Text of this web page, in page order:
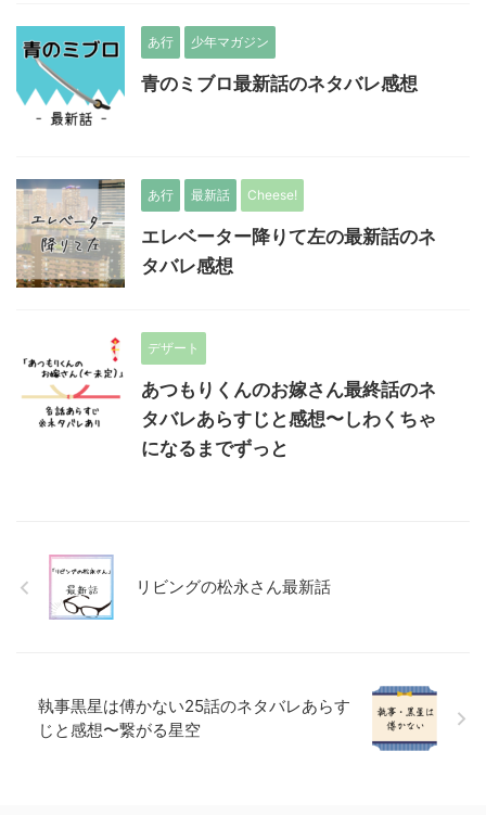
あ行 少年マガジン
青のミブロ最新話のネタバレ感想
あ行 最新話 Cheese!
エレベーター降りて左の最新話のネ
タバレ感想
デザート
あつもりくんのお嫁さん最終話のネ
タバレあらすじと感想〜しわくちゃ
になるまでずっと
リビングの松永さん最新話
執事黒星は傅かない25話のネタバレあらす
じと感想〜繋がる星空